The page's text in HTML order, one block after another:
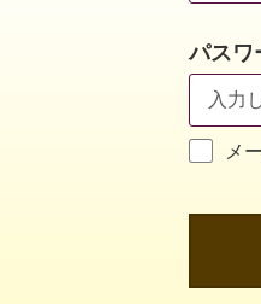
パスワ
メ